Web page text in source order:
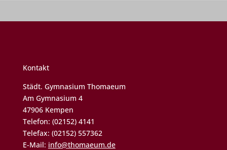
Kontakt
Städt. Gymnasium Thomaeum
Am Gymnasium 4
47906 Kempen
Telefon: (02152) 4141
Telefax: (02152) 557362
E-Mail: info@thomaeum.de